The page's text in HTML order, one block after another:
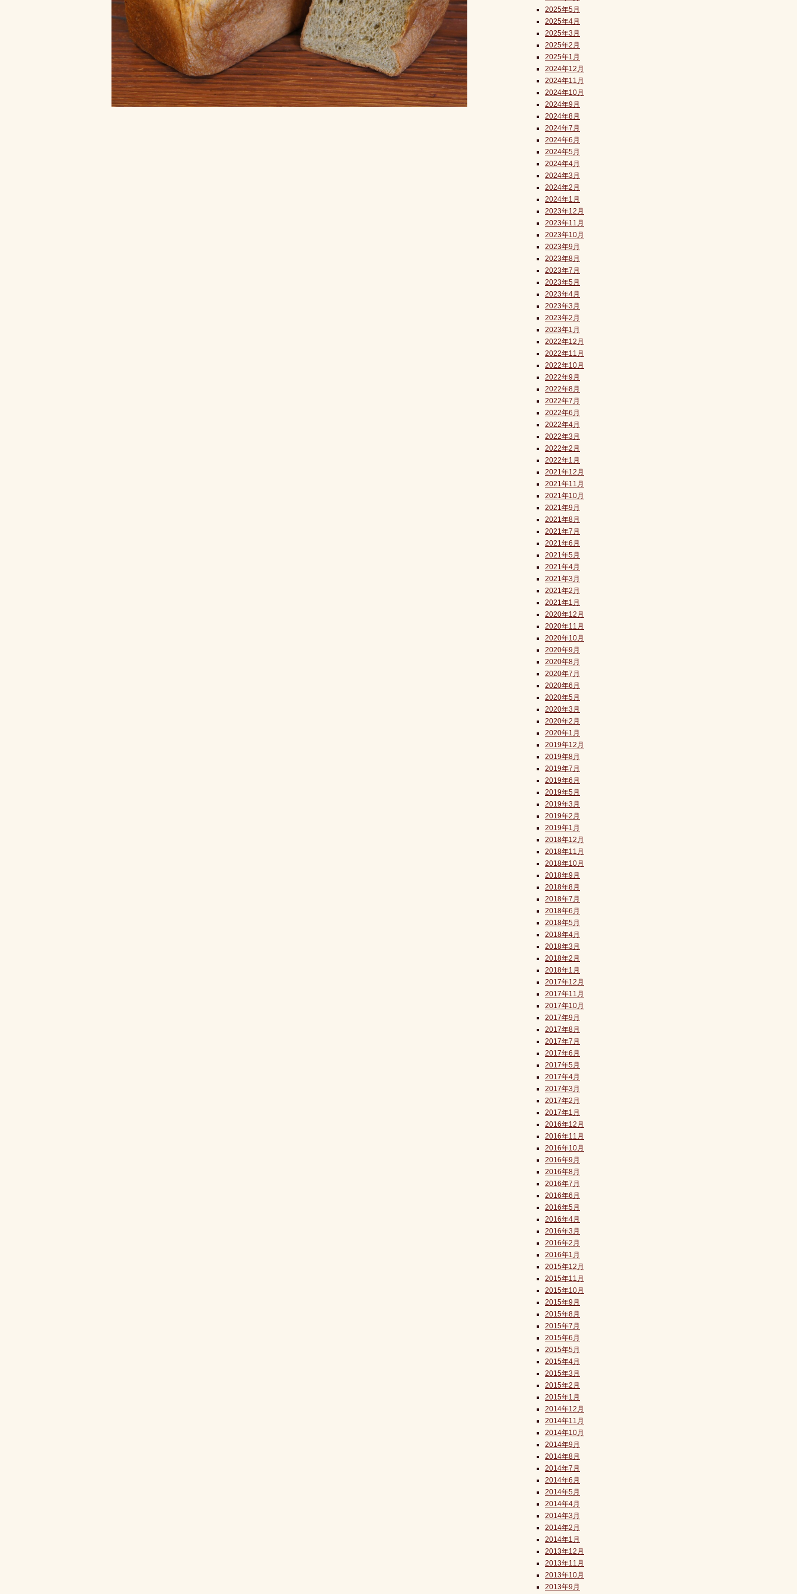
2025年5月
2025年4月
2025年3月
2025年2月
2025年1月
2024年12月
2024年11月
2024年10月
2024年9月
2024年8月
2024年7月
2024年6月
2024年5月
2024年4月
2024年3月
2024年2月
2024年1月
2023年12月
2023年11月
2023年10月
2023年9月
2023年8月
2023年7月
2023年5月
2023年4月
2023年3月
2023年2月
2023年1月
2022年12月
2022年11月
2022年10月
2022年9月
2022年8月
2022年7月
2022年6月
2022年4月
2022年3月
2022年2月
2022年1月
2021年12月
2021年11月
2021年10月
2021年9月
2021年8月
2021年7月
2021年6月
2021年5月
2021年4月
2021年3月
2021年2月
2021年1月
2020年12月
2020年11月
2020年10月
2020年9月
2020年8月
2020年7月
2020年6月
2020年5月
2020年3月
2020年2月
2020年1月
2019年12月
2019年8月
2019年7月
2019年6月
2019年5月
2019年3月
2019年2月
2019年1月
2018年12月
2018年11月
2018年10月
2018年9月
2018年8月
2018年7月
2018年6月
2018年5月
2018年4月
2018年3月
2018年2月
2018年1月
2017年12月
2017年11月
2017年10月
2017年9月
2017年8月
2017年7月
2017年6月
2017年5月
2017年4月
2017年3月
2017年2月
2017年1月
2016年12月
2016年11月
2016年10月
2016年9月
2016年8月
2016年7月
2016年6月
2016年5月
2016年4月
2016年3月
2016年2月
2016年1月
2015年12月
2015年11月
2015年10月
2015年9月
2015年8月
2015年7月
2015年6月
2015年5月
2015年4月
2015年3月
2015年2月
2015年1月
2014年12月
2014年11月
2014年10月
2014年9月
2014年8月
2014年7月
2014年6月
2014年5月
2014年4月
2014年3月
2014年2月
2014年1月
2013年12月
2013年11月
2013年10月
2013年9月